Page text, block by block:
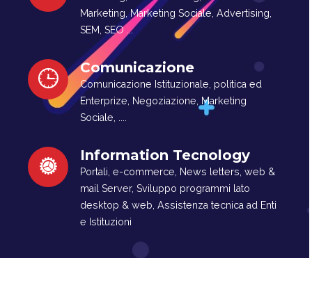
Marketing, Marketing Sociale, Advertising,
SEM, SEO ...
Comunicazione
Comunicazione Istituzionale, politica ed
Enterprize, Negoziazione, Marketing
Sociale, ....
Information Tecnology
Portali, e-commerce, News letters, web &
mail Server, Sviluppo programmi lato
desktop & web, Assistenza tecnica ad Enti
e Istituzioni